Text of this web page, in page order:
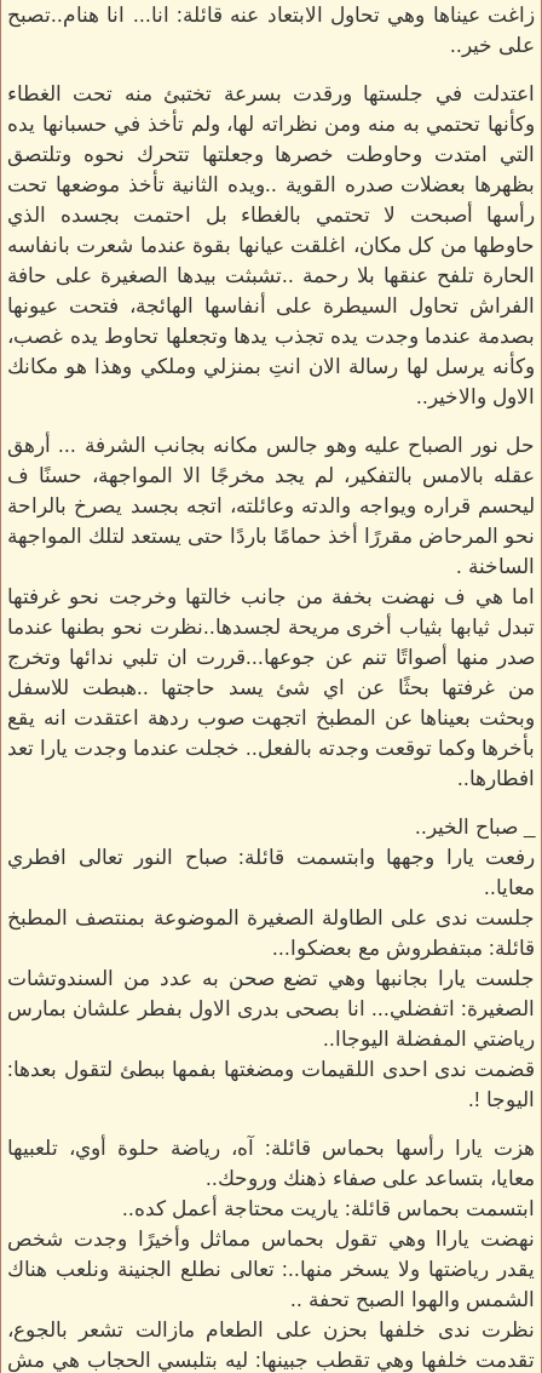
زاغت عيناها وهي تحاول الابتعاد عنه قائلة: انا... انا هنام..تصبح
على خير..
اعتدلت في جلستها ورقدت بسرعة تختبئ منه تحت الغطاء
وكأنها تحتمي به منه ومن نظراته لها، ولم تأخذ في حسبانها يده
التي امتدت وحاوطت خصرها وجعلتها تتحرك نحوه وتلتصق
بظهرها بعضلات صدره القوية ..ويده الثانية تأخذ موضعها تحت
رأسها أصبحت لا تحتمي بالغطاء بل احتمت بجسده الذي
حاوطها من كل مكان، اغلقت عيانها بقوة عندما شعرت بانفاسه
الحارة تلفح عنقها بلا رحمة ..تشبثت بيدها الصغيرة على حافة
الفراش تحاول السيطرة على أنفاسها الهائجة، فتحت عيونها
بصدمة عندما وجدت يده تجذب يدها وتجعلها تحاوط يده غصب،
وكأنه يرسل لها رسالة الان انتِ بمنزلي وملكي وهذا هو مكانك
الاول والاخير..
حل نور الصباح عليه وهو جالس مكانه بجانب الشرفة ... أرهق
عقله بالامس بالتفكير، لم يجد مخرجًا الا المواجهة، حسنًا ف
ليحسم قراره ويواجه والدته وعائلته، اتجه بجسد يصرخ بالراحة
نحو المرحاض مقررًا أخذ حمامًا باردًا حتى يستعد لتلك المواجهة
الساخنة .
اما هي ف نهضت بخفة من جانب خالتها وخرجت نحو غرفتها
تبدل ثيابها بثياب أخرى مريحة لجسدها..نظرت نحو بطنها عندما
صدر منها أصواتًا تنم عن جوعها...قررت ان تلبي ندائها وتخرج
من غرفتها بحثًا عن اي شئ يسد حاجتها ..هبطت للاسفل
وبحثت بعيناها عن المطبخ اتجهت صوب ردهة اعتقدت انه يقع
بأخرها وكما توقعت وجدته بالفعل.. خجلت عندما وجدت يارا تعد
افطارها..
_ صباح الخير..
رفعت يارا وجهها وابتسمت قائلة: صباح النور تعالى افطري
معايا..
جلست ندى على الطاولة الصغيرة الموضوعة بمنتصف المطبخ
قائلة: مبتفطروش مع بعضكوا...
جلست يارا بجانبها وهي تضع صحن به عدد من السندوتشات
الصغيرة: اتفضلي... انا بصحى بدرى الاول بفطر علشان بمارس
رياضتي المفضلة اليوجاا..
قضمت ندى احدى اللقيمات ومضغتها بفمها ببطئ لتقول بعدها:
اليوجا !.
هزت يارا رأسها بحماس قائلة: آه، رياضة حلوة أوي، تلعبيها
معايا، بتساعد على صفاء ذهنك وروحك..
ابتسمت بحماس قائلة: ياريت محتاجة أعمل كده..
نهضت ياراا وهي تقول بحماس مماثل وأخيرًا وجدت شخص
يقدر رياضتها ولا يسخر منها..: تعالى نطلع الجنينة ونلعب هناك
الشمس والهوا الصبح تحفة ..
نظرت ندى خلفها بحزن على الطعام مازالت تشعر بالجوع،
تقدمت خلفها وهي تقطب جبينها: ليه بتلبسي الحجاب هي مش